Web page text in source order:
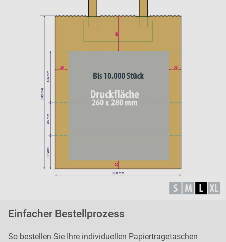
Einfacher Bestellprozess
So bestellen Sie Ihre individuellen Papiertragetaschen